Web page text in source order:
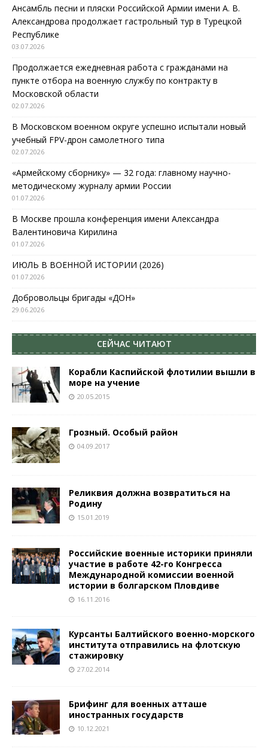
Ансамбль песни и пляски Российской Армии имени А. В.
Александрова продолжает гастрольный тур в Турецкой
Республике
03.07.2026
Продолжается ежедневная работа с гражданами на
пункте отбора на военную службу по контракту в
Московской области
02.07.2026
В Московском военном округе успешно испытали новый
учебный FPV-дрон самолетного типа
02.07.2026
«Армейскому сборнику» — 32 года: главному научно-
методическому журналу армии России
01.07.2026
В Москве прошла конференция имени Александра
Валентиновича Кирилина
01.07.2026
ИЮЛЬ В ВОЕННОЙ ИСТОРИИ (2026)
01.07.2026
Добровольцы бригады «ДОН»
29.06.2026
СЕЙЧАС ЧИТАЮТ
Корабли Каспийской флотилии вышли в
море на учение
20.05.2015
Грозный. Особый район
04.09.2017
Реликвия должна возвратиться на
Родину
15.01.2019
Российские военные историки приняли
участие в работе 42-го Конгресса
Международной комиссии военной
истории в болгарском Пловдиве
16.11.2016
Курсанты Балтийского военно-морского
института отправились на флотскую
стажировку
27.02.2014
Брифинг для военных атташе
иностранных государств
10.12.2021